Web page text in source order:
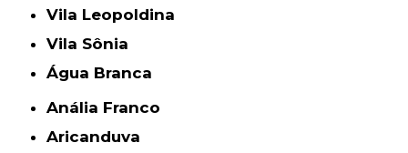
Vila Leopoldina
Vila Sônia
Água Branca
Anália Franco
Aricanduva